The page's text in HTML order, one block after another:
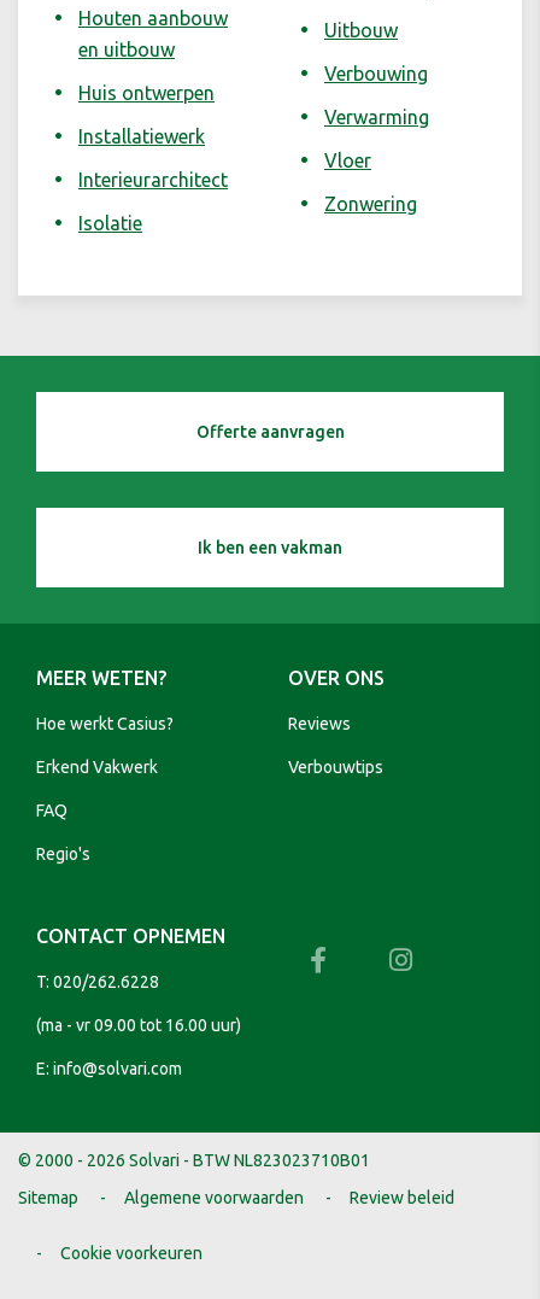
Houten aanbouw
en uitbouw
Huis ontwerpen
Installatiewerk
Interieurarchitect
Isolatie
Uitbouw
Verbouwing
Verwarming
Vloer
Zonwering
Offerte aanvragen
Ik ben een vakman
MEER WETEN?
Hoe werkt Casius?
Erkend Vakwerk
FAQ
Regio's
OVER ONS
Reviews
Verbouwtips
CONTACT OPNEMEN
T: 020/262.6228
(ma - vr 09.00 tot 16.00 uur)
E: info@solvari.com
© 2000 - 2026 Solvari - BTW NL823023710B01
Sitemap
Algemene voorwaarden Review beleid
Cookie voorkeuren